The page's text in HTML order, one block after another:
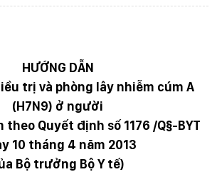
HƯỚNG DẪN
trị và phòng lây nhiễm cúm A
(H7N9) ở người
theo Quyết định số 1176 /Q§-BYT
10 tháng 4 năm 2013
Bộ trưởng Bộ Y tế)